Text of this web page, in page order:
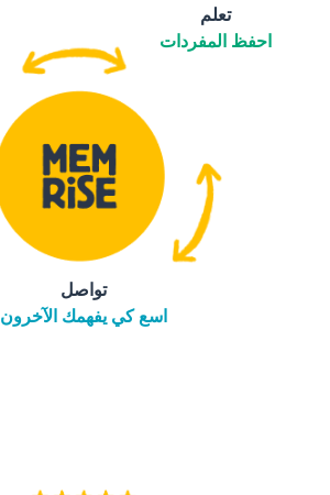
تعلم
احفظ المفردات
تواصل
اسع كي يفهمك الآخرون